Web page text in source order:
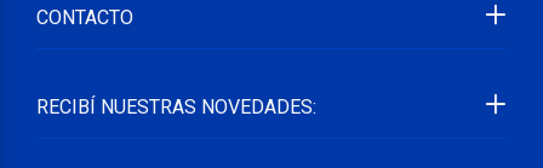
RECIBÍ NUESTRAS NOVEDADES:
CONTACTO